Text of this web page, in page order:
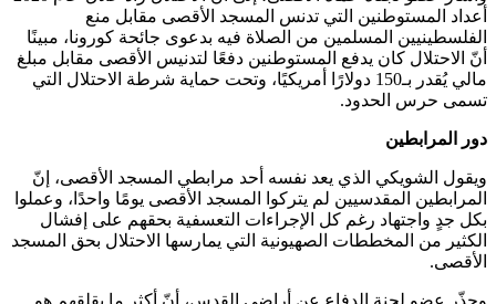
أعداد المستوطنين التي تدنس المسجد الأقصى مقابل منع
الفلسطينيين المسلمين من الصلاة فيه بدعوى جائحة كورونا، مبينًا
أنّ الاحتلال كان يدفع المستوطنين دفعًا لتدنيس الأقصى مقابل مبلغ
مالي يُقدر بـ150 دولارًا أمريكيًا، وتحت حماية شرطة الاحتلال التي
تسمى حرس الحدود.
دور المرابطين
ويقول الشويكي الذي يعد نفسه أحد مرابطي المسجد الأقصى، إنّ
المرابطين المقدسيين لم يتركوا المسجد الأقصى يومًا واحدًا، وعملوا
بكل جدٍ واجتهاد رغم كل الإجراءات التعسفية بحقهم على إفشال
الكثير من المخططات الصهيونية التي يمارسها الاحتلال بحق المسجد
الأقصى.
وحذّر عضو لجنة الدفاع عن أراضي القدس، أنّ أكثر ما يقلقهم هو